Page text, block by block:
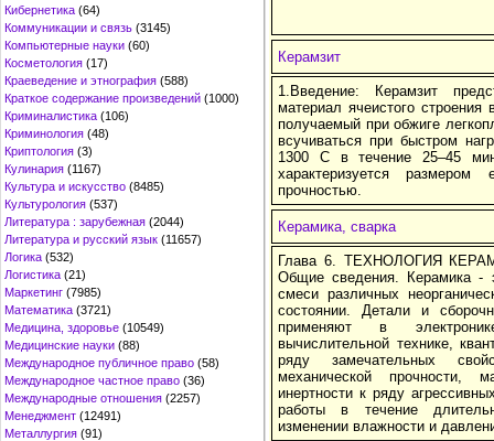
Кибернетика (64)
Коммуникации и связь (3145)
Компьютерные науки (60)
Косметология (17)
Краеведение и этнография (588)
Краткое содержание произведений (1000)
Криминалистика (106)
Криминология (48)
Криптология (3)
Кулинария (1167)
Культура и искусство (8485)
Культурология (537)
Литература : зарубежная (2044)
Литература и русский язык (11657)
Логика (532)
Логистика (21)
Маркетинг (7985)
Математика (3721)
Медицина, здоровье (10549)
Медицинские науки (88)
Международное публичное право (58)
Международное частное право (36)
Международные отношения (2257)
Менеджмент (12491)
Металлургия (91)
Керамзит
1.Введение: Керамзит
материал ячеистого
получаемый при обжиге
всучиваться при быстром
1300 С в течение 25–45
характеризуется
прочностью.
Керамика, сварка
Глава 6. ТЕХНОЛОГИЯ
Общие сведения. Керамика -
смеси различных
состоянии. Детали и
применяют в
вычислительной технике,
ряду замечательных
механической прочности,
инертности к ряду
работы в течение
изменении влажности и